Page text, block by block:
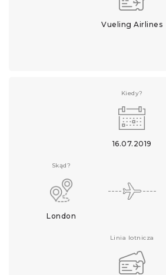
Vueling Airlines
Kiedy?
16.07.2019
Skąd?
London
Linia lotnicza